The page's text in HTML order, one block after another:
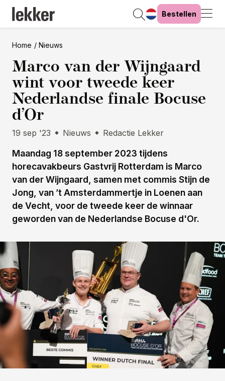
Bestellen
Home Nieuws
Marco van der Wijngaard
wint voor tweede keer
Nederlandse finale Bocuse
d’Or
19 sep '23 Nieuws Redactie Lekker
Maandag 18 september 2023 tijdens
horecavakbeurs Gastvrij Rotterdam is Marco
van der Wijngaard, samen met commis Stijn de
Jong, van ’t Amsterdammertje in Loenen aan
de Vecht, voor de tweede keer de winnaar
geworden van de Nederlandse Bocuse d'Or.